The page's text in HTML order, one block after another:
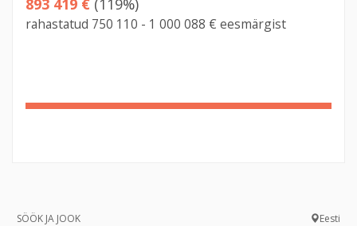
rahastatud 750 110 - 1 000 088 € eesmärgist
119%
SÖÖK JA JOOK
Eesti